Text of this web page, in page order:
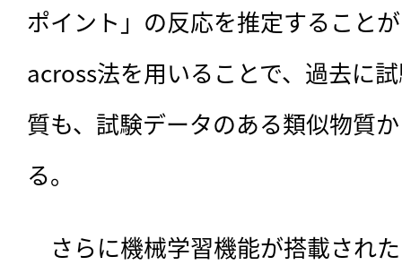
ポイント」の反応を推定すること
across法を用いることで、過去に
質も、試験データのある類似物質
る。
さらに機械学習機能が搭載され